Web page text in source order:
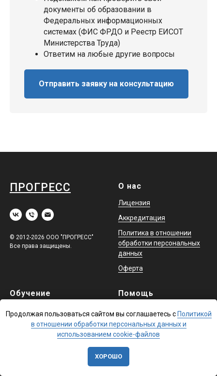
документы об образовании в
Федеральных информационных
системах (ФИС ФРДО и Реестр ЕИСОТ
Министерства Труда)
Ответим на любые другие вопросы
Отправить заявку на консультацию
ПРОГРЕСС
© 2012-2026 ООО "ПРОГРЕСС"
Все права защищены.
О нас
Лицензия
Аккредитация
Политика в отношении
обработки персональных
данных
Оферта
Обучение
Профессиональная
переподготовка
Охрана труда и аттестация
Помощь
Контакты
Продолжая пользоваться сайтом вы соглашаетесь с Политикой
в отношении обработки персональных данных и
использованием cookie-файлов
ХОРОШО